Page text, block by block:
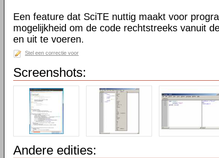
Een feature dat SciTE nuttig maakt voor
mogelijkheid om de code rechtstreeks vanuit
en uit te voeren.
Stel een correctie voor
Screenshots:
Andere edities: